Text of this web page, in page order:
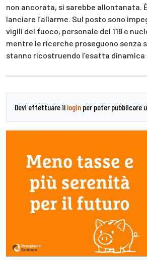
non ancorata, si sarebbe allontanata.
lanciare l’allarme. Sul posto sono
vigili del fuoco, personale del 118 e
mentre le ricerche proseguono senza
stanno ricostruendo l’esatta dinamica
Devi effettuare il login per poter pubblicare